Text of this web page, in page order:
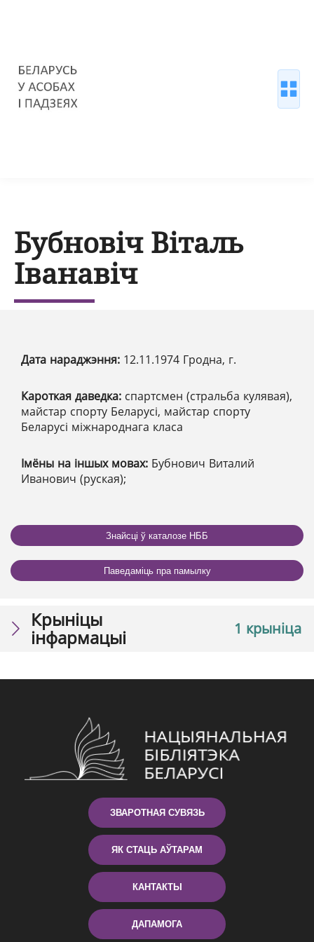
Бубновіч Віталь
Іванавіч
Дата нараджэння: 12.11.1974 Гродна, г.
Кароткая даведка: спартсмен (стральба кулявая),
майстар спорту Беларусі, майстар спорту
Беларусі міжнароднага класа
Імёны на іншых мовах: Бубнович Виталий
Иванович (руская);
Знайсці ў каталозе НББ
Паведаміць пра памылку
1 крыніца
Крыніцы
інфармацыі
ЗВАРОТНАЯ СУВЯЗЬ
ЯК СТАЦЬ АЎТАРАМ
КАНТАКТЫ
ДАПАМОГА